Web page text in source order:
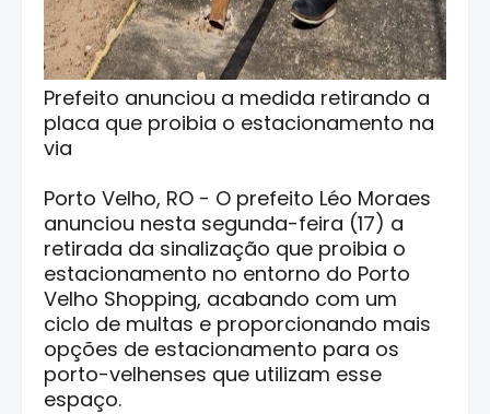
Prefeito anunciou a medida retirando a
placa que proibia o estacionamento na
via
Porto Velho, RO - O prefeito Léo Moraes
anunciou nesta segunda-feira (17) a
retirada da sinalização que proibia o
estacionamento no entorno do Porto
Velho Shopping, acabando com um
ciclo de multas e proporcionando mais
opções de estacionamento para os
porto-velhenses que utilizam esse
espaço.